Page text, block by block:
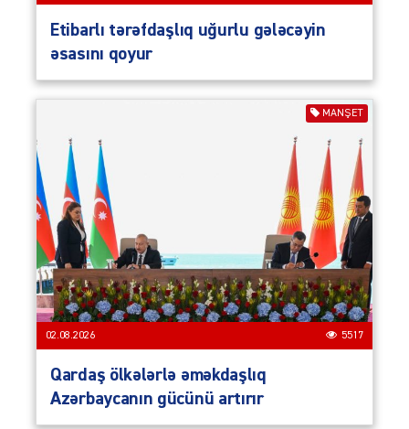
Etibarlı tərəfdaşlıq uğurlu gələcəyin
əsasını qoyur
MANŞET
02.08.2026 5517
Qardaş ölkələrlə əməkdaşlıq
Azərbaycanın gücünü artırır